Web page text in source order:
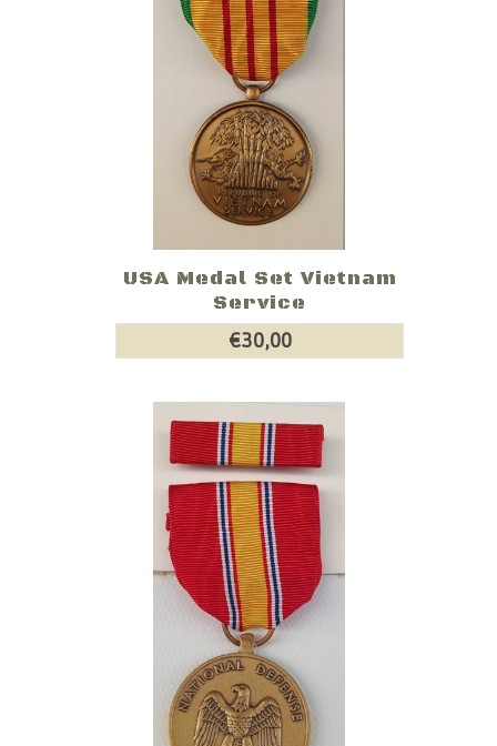
USA Medal Set Vietnam
Service
€30,00